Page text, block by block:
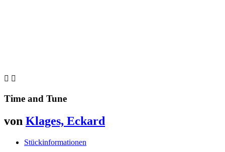
 
Time and Tune
von Klages, Eckard
Stückinformationen